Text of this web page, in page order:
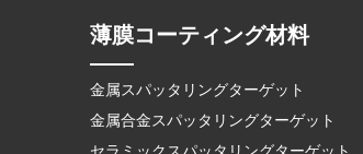
薄膜コーティング材料
金属スパッタリングターゲット
金属合金スパッタリングターゲット